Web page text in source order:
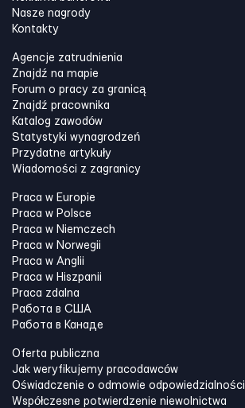
Nasze nagrody
Kontakty
Agencje zatrudnienia
Znajdź na mapie
Forum o pracy za granicą
Znajdź pracownika
Katalog zawodów
Statystyki wynagrodzeń
Przydatne artykuły
Wiadomości z zagranicy
Praca w Europie
Praca w Polsce
Praca w Niemczech
Praca w Norwegii
Praca w Anglii
Praca w Hiszpanii
Praca zdalna
Работа в США
Работа в Канадe
Oferta publiczna
Jak weryfikujemy pracodawców
Oświadczenie o odmowie odpowiedzialności
Współczesne potwierdzenie niewolnictwa